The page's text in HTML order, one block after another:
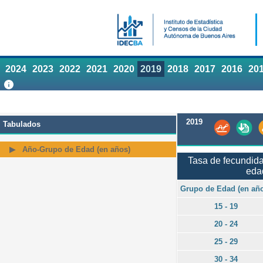
2024 2023 2022 2021 2020 2019 2018 2017 2016
Tabulados
Año-Grupo de Edad (en años)
2019
Tasa de
Grupo de Edad (en
15 - 19
20 - 24
25 - 29
30 - 34